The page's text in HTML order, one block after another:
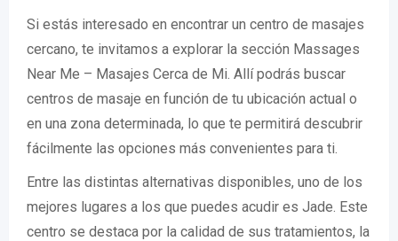
Si estás interesado en encontrar un centro de masajes
cercano, te invitamos a explorar la sección Massages
Near Me – Masajes Cerca de Mi. Allí podrás buscar
centros de masaje en función de tu ubicación actual o
en una zona determinada, lo que te permitirá descubrir
fácilmente las opciones más convenientes para ti.
Entre las distintas alternativas disponibles, uno de los
mejores lugares a los que puedes acudir es Jade. Este
centro se destaca por la calidad de sus tratamientos, la